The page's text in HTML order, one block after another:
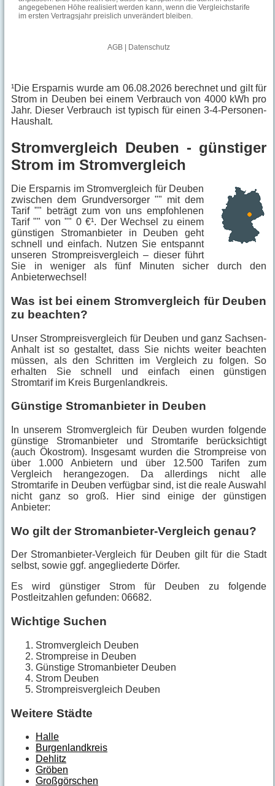
¹Die Ersparnis wurde am 06.08.2026 berechnet und gilt für
Strom in Deuben bei einem Verbrauch von 4000 kWh pro
Jahr. Dieser Verbrauch ist typisch für einen 3-4-Personen-
Haushalt.
Stromvergleich Deuben - günstiger
Strom im Stromvergleich
Die Ersparnis im Stromvergleich für Deuben
zwischen dem Grundversorger "" mit dem
Tarif "" beträgt zum von uns empfohlenen
Tarif "" von "" 0 €¹. Der Wechsel zu einem
günstigen Stromanbieter in Deuben geht
schnell und einfach. Nutzen Sie entspannt
unseren Strompreisvergleich – dieser führt
Sie in weniger als fünf Minuten sicher durch den
Anbieterwechsel!
Was ist bei einem Stromvergleich für Deuben
zu beachten?
Unser Strompreisvergleich für Deuben und ganz Sachsen-
Anhalt ist so gestaltet, dass Sie nichts weiter beachten
müssen, als den Schritten im Vergleich zu folgen. So
erhalten Sie schnell und einfach einen günstigen
Stromtarif im Kreis Burgenlandkreis.
Günstige Stromanbieter in Deuben
In unserem Stromvergleich für Deuben wurden folgende
günstige Stromanbieter und Stromtarife berücksichtigt
(auch Ökostrom). Insgesamt wurden die Strompreise von
über 1.000 Anbietern und über 12.500 Tarifen zum
Vergleich herangezogen. Da allerdings nicht alle
Stromtarife in Deuben verfügbar sind, ist die reale Auswahl
nicht ganz so groß. Hier sind einige der günstigen
Anbieter:
Wo gilt der Stromanbieter-Vergleich genau?
Der Stromanbieter-Vergleich für Deuben gilt für die Stadt
selbst, sowie ggf. angegliederte Dörfer.
Es wird günstiger Strom für Deuben zu folgende
Postleitzahlen gefunden: 06682.
Wichtige Suchen
Stromvergleich Deuben
Strompreise in Deuben
Günstige Stromanbieter Deuben
Strom Deuben
Strompreisvergleich Deuben
Weitere Städte
Halle
Burgenlandkreis
Dehlitz
Gröben
Großgörschen